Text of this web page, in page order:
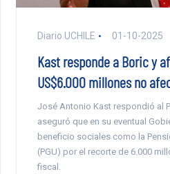
Diario UCHILE 01-10-2025
Kast responde a Boric y
US$6.000 millones no
José Antonio Kast respondió al
aseguró que en su eventual
beneficio sociales como la
(PGU) por el recorte de 6.000
fiscal.